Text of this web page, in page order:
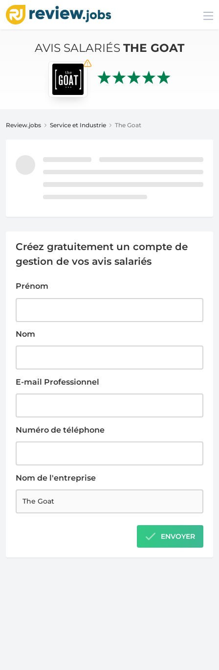
AVIS SALARIÉS THE GOAT
Review.jobs Service et Industrie The Goat
Créez gratuitement un compte de
gestion de vos avis salariés
Prénom
Nom
E-mail Professionnel
Numéro de téléphone
Nom de l'entreprise
ENVOYER